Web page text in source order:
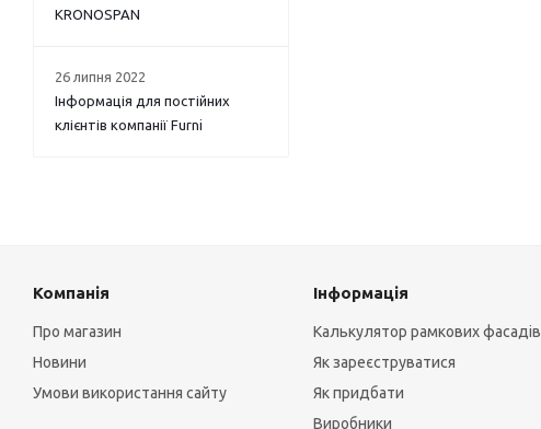
KRONOSPAN
26 липня 2022
Інформація для постійних
клієнтів компанії Furni
Компанія
Про магазин
Новини
Умови використання сайту
Інформація
Калькулятор рамкових фасадів
Як зареєструватися
Як придбати
Виробники